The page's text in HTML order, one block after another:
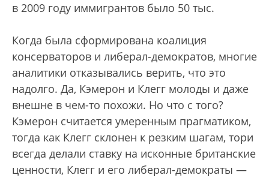
в 2009 году иммигрантов было 50 тыс.
Когда была сформирована коалиция
консерваторов и либерал-демократов, многие
аналитики отказывались верить, что это
надолго. Да, Кэмерон и Клегг молоды и даже
внешне в чем-то похожи. Но что с того?
Кэмерон считается умеренным прагматиком,
тогда как Клегг склонен к резким шагам, тори
всегда делали ставку на исконные британские
ценности, Клегг и его либерал-демократы —